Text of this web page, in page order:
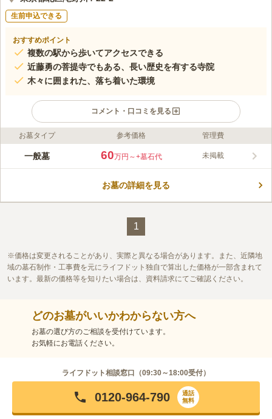
生前申込できる
おすすめポイント
複数の駅から歩いてアクセスできる
近藤勇の菩提寺でもある、長い歴史を有する寺院
木々に囲まれた、落ち着いた環境
コメント・口コミを見る
ライフドット編集部のコメント
谷津大観音で知られる寿徳寺は、大きな木が並ぶ趣ある本堂と、
た。 地下鉄都営三田線「新板橋駅」「西巣鴨駅」から徒歩8分ほ
この霊園はまだ誰からも評価されていません。
お墓タイプ 参考価格 管理費
一般墓 60万円～+墓石代 未掲載
お墓の詳細を見る
1
価格は変更されることがあり、実際と異なる場合があります。また、近隣地
域の墓石制作・工事費を元にライフドット独自で算出した価格が一部含まれて
います。最新の価格等を知りたい場合は、資料請求にてご確認ください。
どのお墓がいいかわからない方へ
お墓の選び方のご相談を受付けています。
お気軽にお電話ください。
ライフドット相談窓口（09:30～18:00受付）
0120-964-790
通話
無料